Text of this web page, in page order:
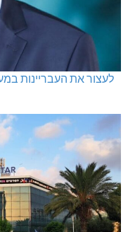
לעצור את העבריינות